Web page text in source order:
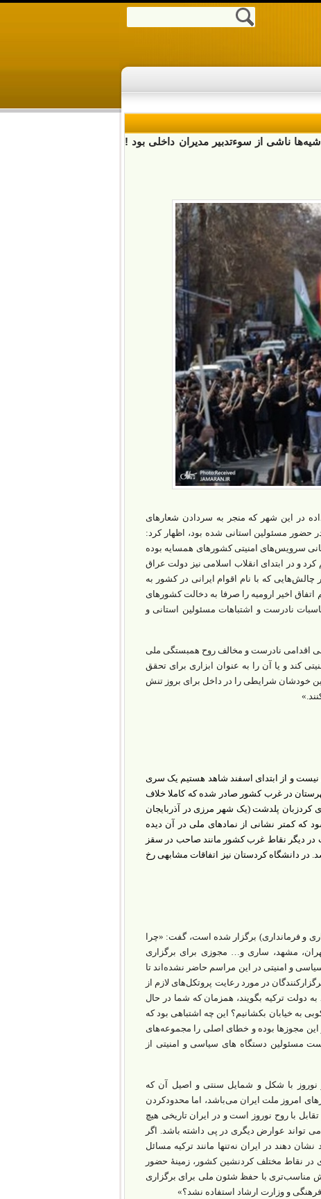
ناشی از سوءتدبیر مدیران داخلی بود !
در این شهر که منجر به سردادن شعارهای
حضور مسئولین استانی شده بود، اظهار کرد:
سرویس‌های امنیتی کشورهای همسایه بوده
در ایران علم کرد و در ابتدای انقلاب اسلامی نیز دولت عراق
که با نام اقوام ایرانی در کشور به
اخیر ارومیه را صرفا به دخالت کشورهای
نادرست و اشتباهات مسئولین استانی و
اقدامی نادرست و مخالف روح همبستگی ملی
کند و یا آن را به عنوان ابزاری برای تحقق
خودشان شرایطی را در داخل برای بروز تنش
نیست و از ابتدای اسفند شاهد هستیم یک سری
در غرب کشور صادر شده که کاملا خلاف
یکی از روستاهای کردزبان پلدشت (یک شهر مرزی در آذربایجان
که کمتر نشانی از نمادهای ملی در آن دیده
دیگر نقاط غرب کشور مانند صاحب در سقز
در دانشگاه کردستان نیز اتفاقات مشابهی رخ
و فرمانداری) برگزار شده است، گفت: «چرا
مشهد، ساری و… مجوزی برای برگزاری
و امنیتی در این مراسم حاضر نشده‌اند تا
در مورد رعایت پروتکل‌های لازم از
به دولت ترکیه بگویند، همزمان که شما در حال
به خیابان بکشانیم؟ این چه اشتباهی بود که
این مجوزها بوده و خطای اصلی را مجموعه‌های
مسئولین دستگاه های سیاسی و امنیتی از
نوروز با شکل و شمایل سنتی و اصیل آن که
امروز ملت ایران می‌باشد، اما محدودکردن
با روح نوروز است و در ایران تاریخی هیچ
تواند عوارض دیگری در پی داشته باشد. اگر
دهند در ایران نه‌تنها مانند ترکیه مسائل
در نقاط مختلف کردنشین کشور، زمینۀ حضور
مناسب‌تری با حفظ شئون ملی برای برگزاری
و وزارت ارشاد استفاده نشد؟»